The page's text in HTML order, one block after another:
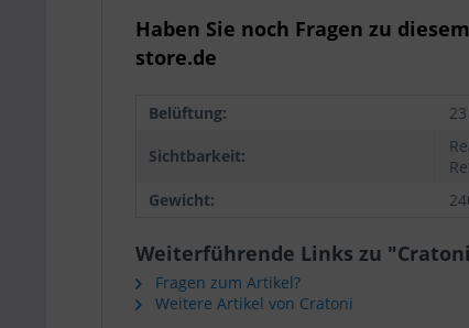
Haben Sie noch Fragen zu
store.de
Belüftung:
Sichtbarkeit:
Gewicht:
Weiterführende Links zu
Fragen zum Artikel?
Weitere Artikel von Cratoni